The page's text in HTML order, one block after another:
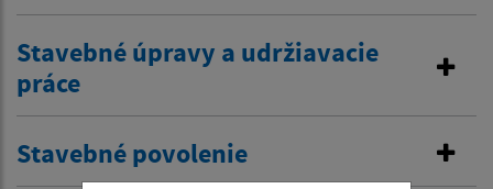
Stavebné úpravy a udržiavacie
práce
Stavebné povolenie